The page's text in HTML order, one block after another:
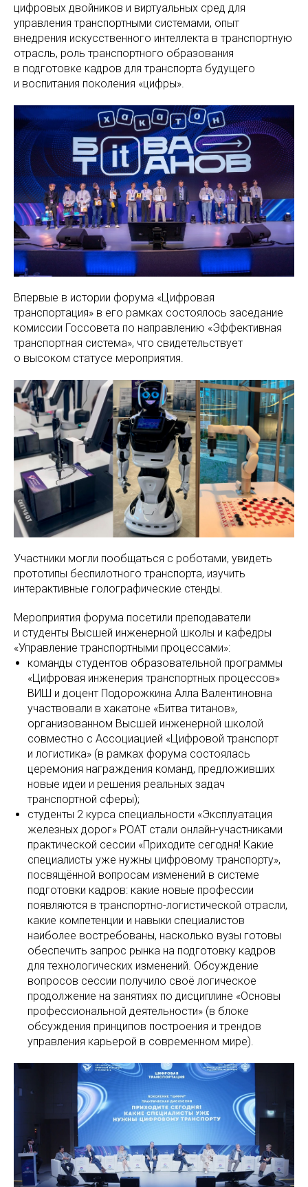
цифровых двойников и виртуальных сред для
управления транспортными системами, опыт
внедрения искусственного интеллекта в транспортную
отрасль, роль транспортного образования
в подготовке кадров для транспорта будущего
и воспитания поколения «цифры».
Впервые в истории форума «Цифровая
транспортация» в его рамках состоялось заседание
комиссии Госсовета по направлению «Эффективная
транспортная система», что свидетельствует
о высоком статусе мероприятия.
Участники могли пообщаться с роботами, увидеть
прототипы беспилотного транспорта, изучить
интерактивные голографические стенды.
Мероприятия форума посетили преподаватели
и студенты Высшей инженерной школы и кафедры
«Управление транспортными процессами»:
команды студентов образовательной программы
«Цифровая инженерия транспортных процессов»
ВИШ и доцент Подорожкина Алла Валентиновна
участвовали в хакатоне «Битва титанов»,
организованном Высшей инженерной школой
совместно с Ассоциацией «Цифровой транспорт
и логистика» (в рамках форума состоялась
церемония награждения команд, предложивших
новые идеи и решения реальных задач
транспортной сферы);
студенты 2 курса специальности «Эксплуатация
железных дорог» РОАТ стали онлайн-участниками
практической сессии «Приходите сегодня! Какие
специалисты уже нужны цифровому транспорту»,
посвящённой вопросам изменений в системе
подготовки кадров: какие новые профессии
появляются в транспортно-логистической отрасли,
какие компетенции и навыки специалистов
наиболее востребованы, насколько вузы готовы
обеспечить запрос рынка на подготовку кадров
для технологических изменений. Обсуждение
вопросов сессии получило своё логическое
продолжение на занятиях по дисциплине «Основы
профессиональной деятельности» (в блоке
обсуждения принципов построения и трендов
управления карьерой в современном мире).